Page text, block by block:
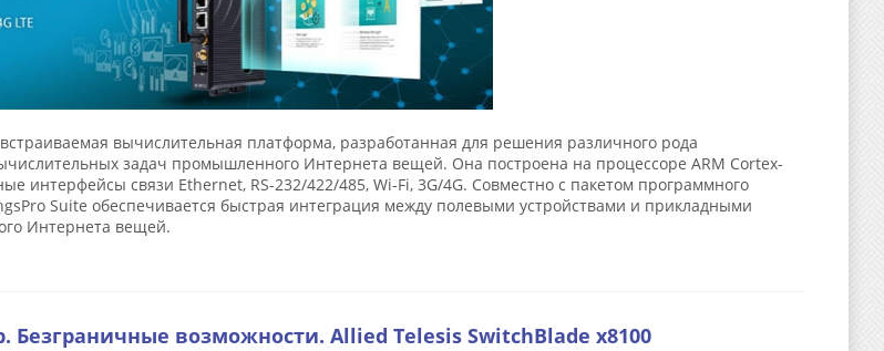
встраиваемая вычислительная платформа, разработанная для решения различного рода
задач промышленного Интернета вещей. Она построена на процессоре ARM Cortex-
интерфейсы связи Ethernet, RS-232/422/485, Wi-Fi, 3G/4G. Совместно с пакетом программного
Suite обеспечивается быстрая интеграция между полевыми устройствами и прикладными
Интернета вещей.
Безграничные возможности. Allied Telesis SwitchBlade x8100